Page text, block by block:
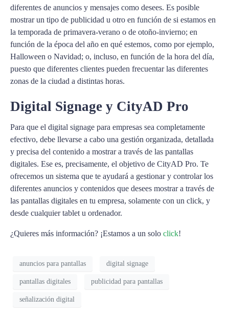
diferentes de anuncios y mensajes como desees. Es posible
mostrar un tipo de publicidad u otro en función de si estamos en
la temporada de primavera-verano o de otoño-invierno; en
función de la época del año en qué estemos, como por ejemplo,
Halloween o Navidad; o, incluso, en función de la hora del día,
puesto que diferentes clientes pueden frecuentar las diferentes
zonas de la ciudad a distintas horas.
Digital Signage y CityAD Pro
Para que el digital signage para empresas sea completamente
efectivo, debe llevarse a cabo una gestión organizada, detallada
y precisa del contenido a mostrar a través de las pantallas
digitales. Ese es, precisamente, el objetivo de CityAD Pro. Te
ofrecemos un sistema que te ayudará a gestionar y controlar los
diferentes anuncios y contenidos que desees mostrar a través de
las pantallas digitales en tu empresa, solamente con un click, y
desde cualquier tablet u ordenador.
¿Quieres más información? ¡Estamos a un solo click!
anuncios para pantallas digital signage
pantallas digitales publicidad para pantallas
señalización digital